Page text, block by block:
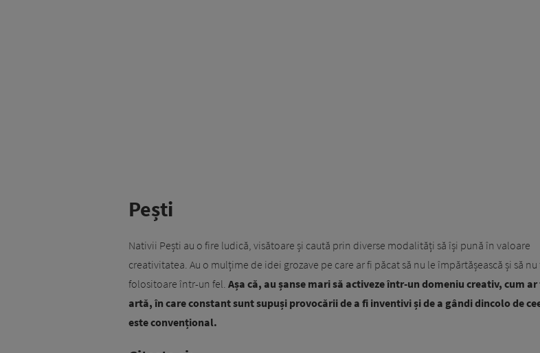
Pești
Nativii Pești au o fire ludică, visătoare și caută prin diverse modalități să își pună în valoare
creativitatea. Au o mulțime de idei grozave pe care ar fi păcat să nu le împărtășească și să nu
folositoare într-un fel. Așa că, au șanse mari să activeze într-un domeniu creativ, cum ar
artă, în care constant sunt supuși provocării de a fi inventivi și de a gândi dincolo de
este convențional.